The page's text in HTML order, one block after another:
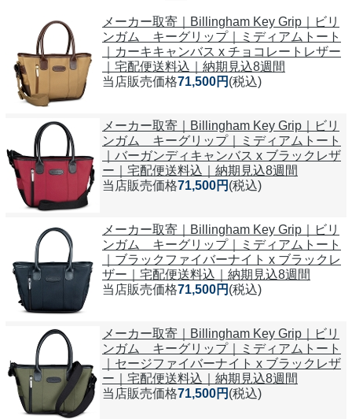
メーカー取寄｜Billingham Key Grip｜ビリ
ンガム キーグリップ｜ミディアムトート
｜カーキキャンバス x チョコレートレザー
｜宅配便送料込｜納期見込8週間
当店販売価格71,500円 (税込)
メーカー取寄｜Billingham Key Grip｜ビリ
ンガム キーグリップ｜ミディアムトート
｜バーガンディキャンバス x ブラックレザ
ー｜宅配便送料込｜納期見込8週間
当店販売価格71,500円 (税込)
メーカー取寄｜Billingham Key Grip｜ビリ
ンガム キーグリップ｜ミディアムトート
｜ブラックファイバーナイト x ブラックレ
ザー｜宅配便送料込｜納期見込8週間
当店販売価格71,500円 (税込)
メーカー取寄｜Billingham Key Grip｜ビリ
ンガム キーグリップ｜ミディアムトート
｜セージファイバーナイト x ブラックレザ
ー｜宅配便送料込｜納期見込8週間
当店販売価格71,500円 (税込)